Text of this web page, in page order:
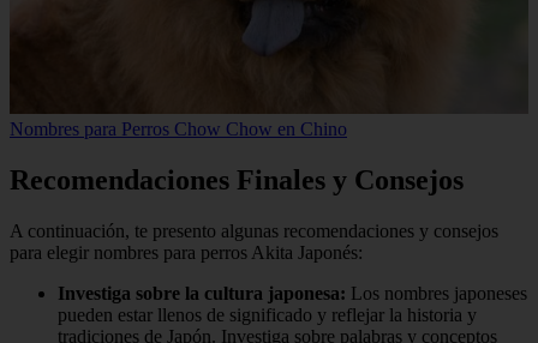
Nombres para Perros Chow Chow en Chino
Recomendaciones Finales y Consejos
A continuación, te presento algunas recomendaciones y consejos
para elegir nombres para perros Akita Japonés:
Investiga sobre la cultura japonesa: Los nombres japoneses
pueden estar llenos de significado y reflejar la historia y
tradiciones de Japón. Investiga sobre palabras y conceptos